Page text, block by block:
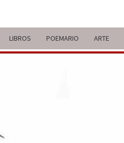
LIBROS POEMARIO ARTE